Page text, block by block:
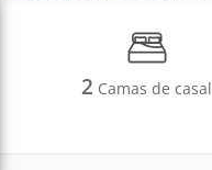
2 Camas de casal